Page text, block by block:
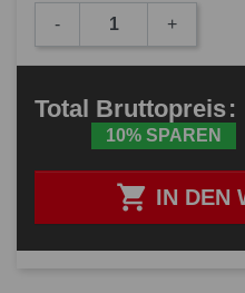
- +
 IN DEN
Total Bruttopreis:
10% SPAREN